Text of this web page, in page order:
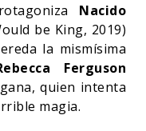
Nacido
be King, 2019)
la mismísima
Ferguson
quien intenta
magia.